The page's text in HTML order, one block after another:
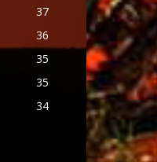
37
36
35
35
34